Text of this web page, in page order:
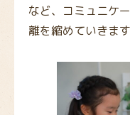
など、コミュニケ
離を縮めていきます